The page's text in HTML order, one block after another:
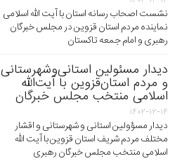
نشست اصحاب رسانه استان با آیت الله اسلامی
نماینده مردم استان قزوین در مجلس خبرگان
رهبری و امام جمعه تاکستان
دیدار مسئولین استانی‌وشهرستانی
و مردم‌ استان‌قزوین با آیت‌الله‌
اسلامی منتخب مجلس‌ خبرگان
۱۴۰۲-۱۲-۱۴
دیدار مسؤولین استانی و شهرستانی و اقشار
مختلف مردم شریف استان قزوین با آیت الله
اسلامی منتخب مجلس خبرگان رهبری